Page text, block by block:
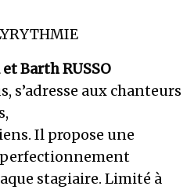
Barth RUSSO
s’adresse aux chanteurs
Il propose une
stagiaire. Limité à